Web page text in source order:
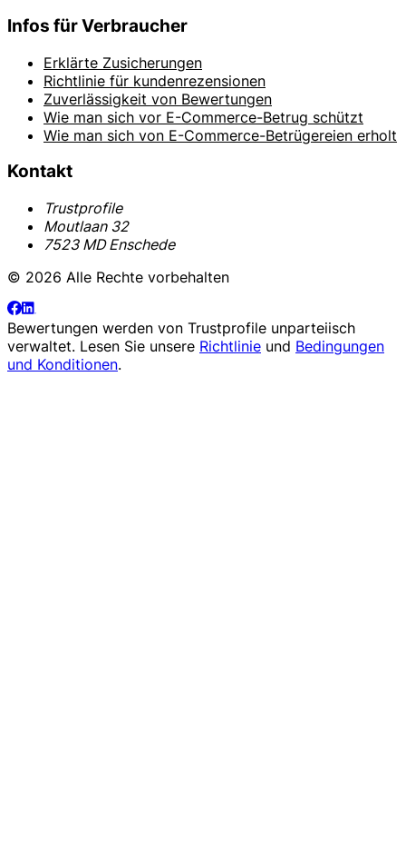
Infos für Verbraucher
Erklärte Zusicherungen
Richtlinie für kundenrezensionen
Zuverlässigkeit von Bewertungen
Wie man sich vor E-Commerce-Betrug schützt
Wie man sich von E-Commerce-Betrügereien erholt
Kontakt
Trustprofile
Moutlaan 32
7523 MD Enschede
© 2026 Alle Rechte vorbehalten
Bewertungen werden von Trustprofile unparteiisch
verwaltet. Lesen Sie unsere Richtlinie und Bedingungen
und Konditionen.